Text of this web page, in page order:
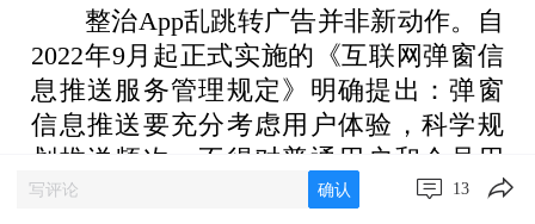
整治App乱跳转广告并非新动作。自
2022年9月起正式实施的《互联网弹窗信
息推送服务管理规定》明确提出：弹窗
信息推送要充分考虑用户体验，科学规
划推送频次，不得对普通用户和会员用
户进行不合理的差别推送，不得以任何
确认 13